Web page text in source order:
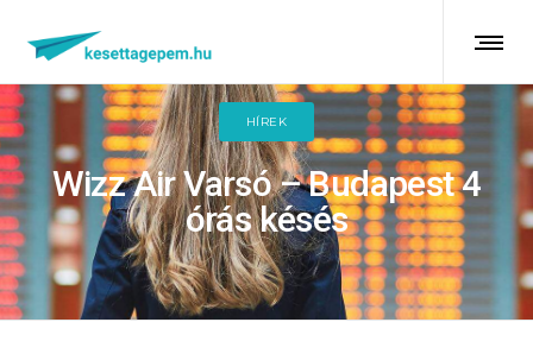
HÍREK
Wizz Air Varsó – Budapest 4
órás késés